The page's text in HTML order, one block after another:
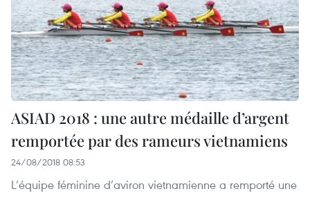
ASIAD 2018 : une autre médaille d’argent
remportée par des rameurs vietnamiens
24/08/2018 08:53
L’équipe féminine d’aviron vietnamienne a remporté une